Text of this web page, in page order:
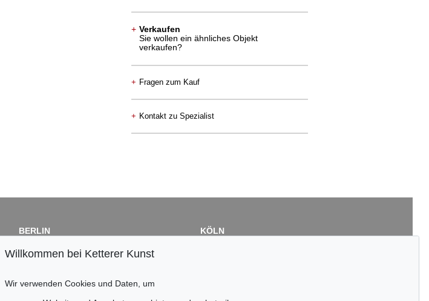
+ Verkaufen
Sie wollen ein ähnliches Objekt
verkaufen?
+ Fragen zum Kauf
+ Kontakt zu Spezialist
BERLIN
Fasanenstr. 70
Tel.: +49 (0)30 88 67 53-63
KÖLN
Willkommen bei Ketterer Kunst
Wir verwenden Cookies und Daten, um